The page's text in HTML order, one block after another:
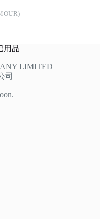
用品
LIMITED
司